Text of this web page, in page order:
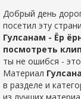
Добрый день
посетил эту
Гулсанам - Ёр
посмотреть
ты не ошибся -
Материал
в разделе и